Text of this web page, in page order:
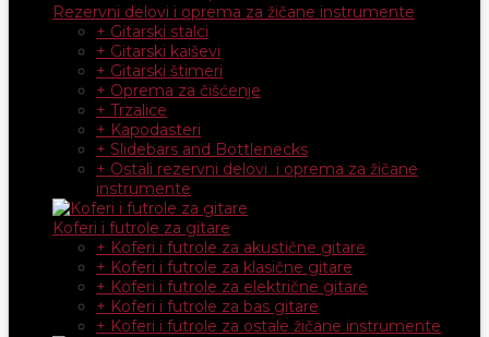
Rezervni delovi i oprema za žičane instrumente
+ Gitarski stalci
+ Gitarski kaiševi
+ Gitarski štimeri
+ Oprema za čišćenje
+ Trzalice
+ Kapodasteri
+ Slidebars and Bottlenecks
+ Ostali rezervni delovi i oprema za žičane
instrumente
Koferi i futrole za gitare
+ Koferi i futrole za akustične gitare
+ Koferi i futrole za klasične gitare
+ Koferi i futrole za električne gitare
+ Koferi i futrole za bas gitare
+ Koferi i futrole za ostale žičane instrumente